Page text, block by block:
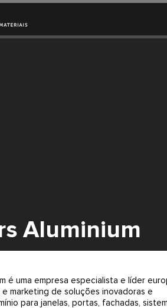
Aluminium
é uma empresa especialista e líder
marketing de soluções inovadoras e
para janelas, portas, fachadas,